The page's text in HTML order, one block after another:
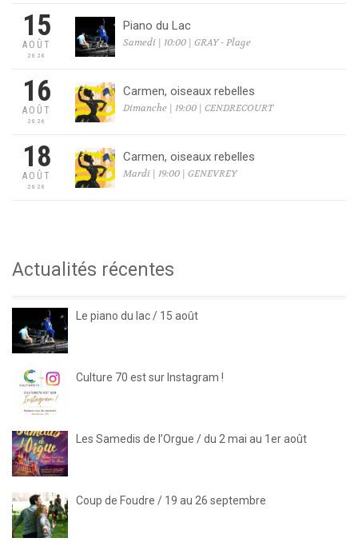
15
AOÛT
2026
Piano du Lac
Samedi | 10:00 | GRAY - Plage
16
AOÛT
2026
Carmen, oiseaux rebelles
Dimanche | 19:00 | CENDRECOURT
18
AOÛT
2026
Carmen, oiseaux rebelles
Mardi | 19:00 | GENEVREY
Actualités récentes
Le piano du lac / 15 août
Culture 70 est sur Instagram !
Les Samedis de l’Orgue / du 2 mai au 1er août
Coup de Foudre / 19 au 26 septembre